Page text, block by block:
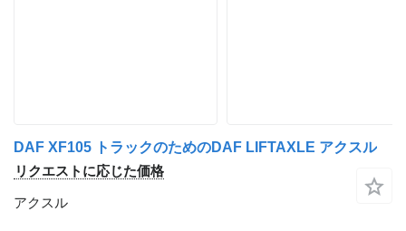
DAF XF105 トラックのためのDAF LIFTAXLE アクスル
リクエストに応じた価格
アクスル